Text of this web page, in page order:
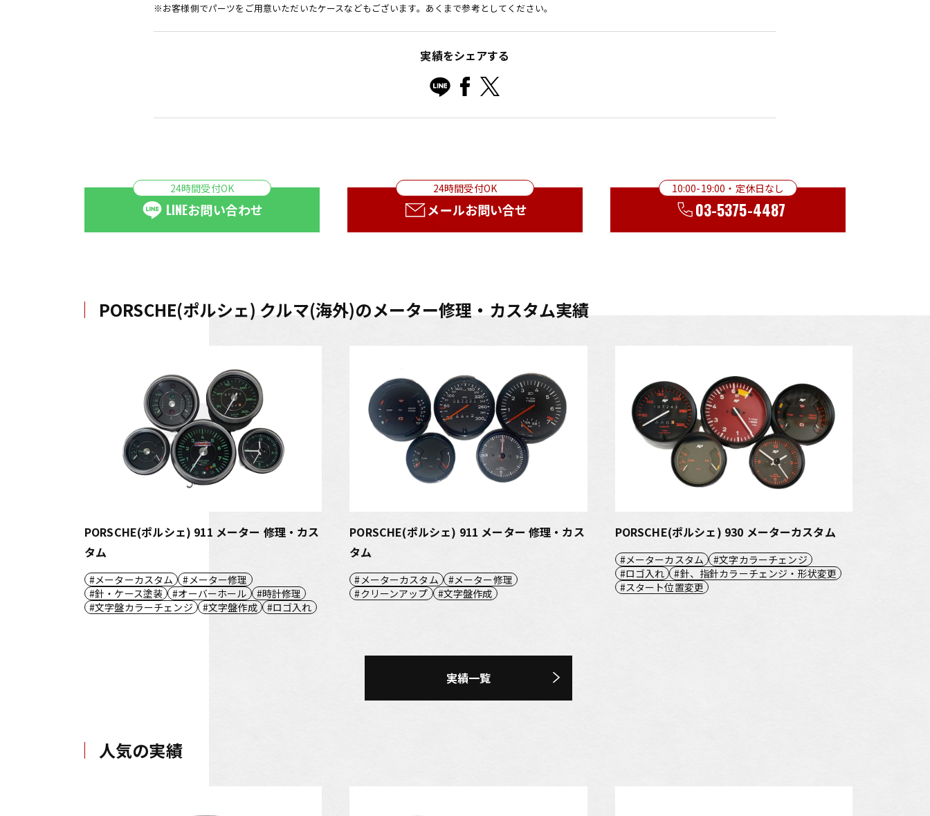
※お客様側でパーツをご用意いただいたケースなどもございます。あくまで参考としてください。
実績をシェアする
24時間受付OK
LINEお問い合わせ
24時間受付OK
メールお問い合せ
10:00-19:00・定休日なし
03-5375-4487
PORSCHE(ポルシェ) クルマ(海外)のメーター修理・カスタム実績
PORSCHE(ポルシェ) 911 メーター 修理・カス
タム
メーターカスタム
メーター修理
針・ケース塗装
オーバーホール
時計修理
文字盤カラーチェンジ
文字盤作成 ロゴ入れ
PORSCHE(ポルシェ) 911 メーター 修理・カス
タム
メーターカスタム
メーター修理
クリーンアップ
文字盤作成
PORSCHE(ポルシェ) 930 メーターカスタム
メーターカスタム
文字カラーチェンジ
ロゴ入れ
針、指針カラーチェンジ・形状変更
スタート位置変更
実績一覧
人気の実績